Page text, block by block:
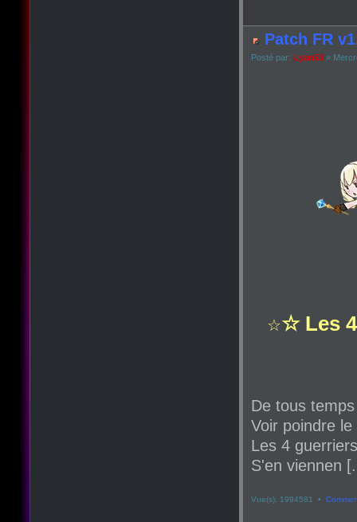
Patch FR
Posté par: Lyan53 »
☆☆ Les
De tous
Voir poindre
Les 4
S'en viennen
Vue(s): 1994581 •